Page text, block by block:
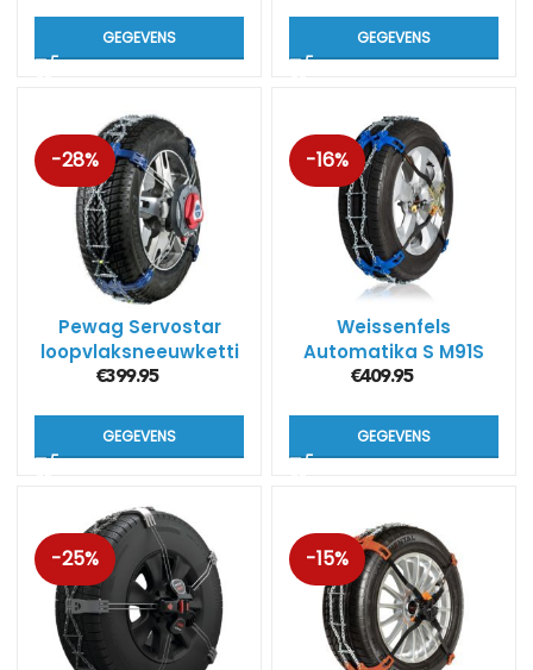
GEGEVENS GEGEVENS
-28%
Pewag Servostar
loopvlaksneeuwketti
ngen RSC
€399.95
GEGEVENS
-16%
Weissenfels
Automatika S M91S
loopvlaksneeuwketti
€409.95
GEGEVENS
-25% -15%